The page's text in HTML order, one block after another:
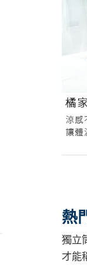
熱
獨立
才能